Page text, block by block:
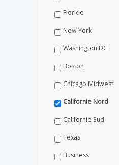
Floride
New York
Washington DC
Boston
Chicago Midwest
Californie Nord
Californie Sud
Texas
Business